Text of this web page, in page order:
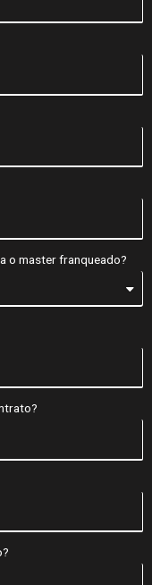
o master franqueado?